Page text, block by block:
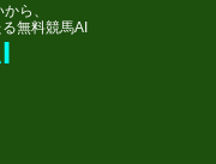
ら、
無料競馬AI